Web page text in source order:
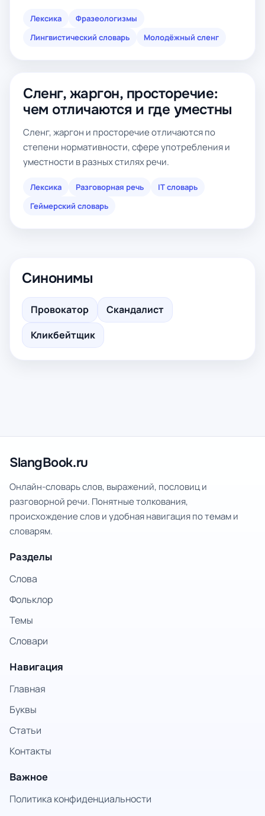
Лексика
Фразеологизмы
Лингвистический словарь
Молодёжный сленг
Сленг, жаргон, просторечие:
чем отличаются и где уместны
Сленг, жаргон и просторечие отличаются по
степени нормативности, сфере употребления и
уместности в разных стилях речи.
Лексика Разговорная речь
IT словарь
Геймерский словарь
Синонимы
Провокатор
Скандалист
Кликбейтщик
SlangBook.ru
Онлайн-словарь слов, выражений, пословиц и
разговорной речи. Понятные толкования,
происхождение слов и удобная навигация по темам и
словарям.
Разделы
Слова
Фольклор
Темы
Словари
Навигация
Главная
Буквы
Статьи
Контакты
Важное
Политика конфиденциальности